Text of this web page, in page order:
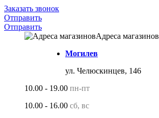
Заказать звонок
Отправить
Отправить
Адреса магазинов
Могилев
ул. Челюскинцев, 146
10.00 - 19.00 пн-пт
10.00 - 16.00 сб, вс